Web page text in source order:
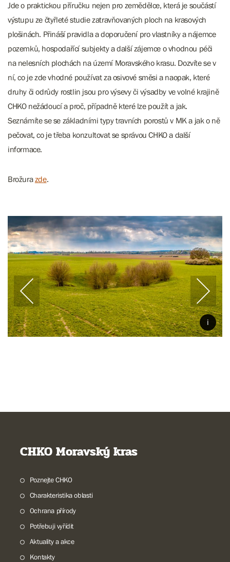
Jde o praktickou příručku nejen pro zemědělce, která je součástí
výstupu ze čtyřleté studie zatravňovaných ploch na krasových
plošinách. Přináší pravidla a doporučení pro vlastníky a nájemce
pozemků, hospodařící subjekty a další zájemce o vhodnou péči
na nelesních plochách na území Moravského krasu. Dozvíte se v
ní, co je zde vhodné používat za osivové směsi a naopak, které
druhy či odrůdy rostlin jsou pro výsevy či výsadby ve volné krajině
CHKO nežádoucí a proč, případně které lze použít a jak.
Seznámíte se se základními typy travních porostů v MK a jak o ně
pečovat, co je třeba konzultovat se správou CHKO a další
informace.
Brožurazde.
CHKO Moravský kras
Poznejte CHKO
Charakteristika oblasti
Ochrana přírody
Potřebuji vyřídit
Aktuality a akce
Kontakty